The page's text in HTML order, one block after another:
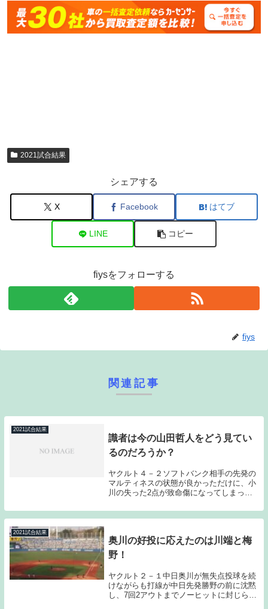
2021試合結果
シェアする
X Facebook はてブ
LINE コピー
fiysをフォローする
fiys
関連記事
2021試合結果
識者は今の山田哲人をどう見てい
るのだろうか？
ヤクルト４－２ソフトバンク相手の先発の
マルティネスの状態が良かっただけに、小
川の失った2点が致命傷になってしまった
ムで爆発したのは山田だった。山田と言う
とどうしても2015年シーズン、2016年シー
2021試合結果
奥川の好投に応えたのは川端と梅
野！
ヤクルト２－１中日奥川が無失点投球を続
けながらも打線が中日先発勝野の前に沈黙
し、7回2アウトまでノーヒットに封じられ